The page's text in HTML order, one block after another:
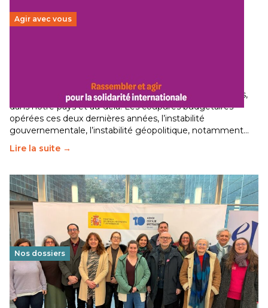
Agir avec vous
Le secteur humanitaire connaît des difficultés profondes,
dans notre pays et au-delà. Les coupures budgétaires
opérées ces deux dernières années, l’instabilité
gouvernementale, l’instabilité géopolitique, notamment…
Lire la suite →
Nos dossiers
Éducation au vivre-ensemble : un échange croisé
franco-espagnol pour changer d’approche